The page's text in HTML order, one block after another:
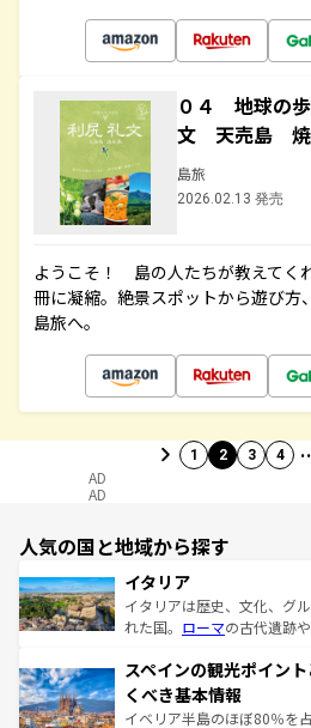
０４ 地球の
文 天売島
島旅
2026.02.13 発売
ようこそ！ 島の人たちが教えてく
冊に凝縮。絶景スポットから遊び方
島旅へ。
1 2 3 4
AD
AD
人気の国と地域から探す
イタリア
イタリアは歴史、文化、グ
れた国。 ローマの古代遺跡
ろん、トスカーナの美しい
景など、自然景観も見逃せ
ピザやパスタなど、絶品の
スペインの観光ポイン
くべき基本情報
イベリア半島のほぼ80％を